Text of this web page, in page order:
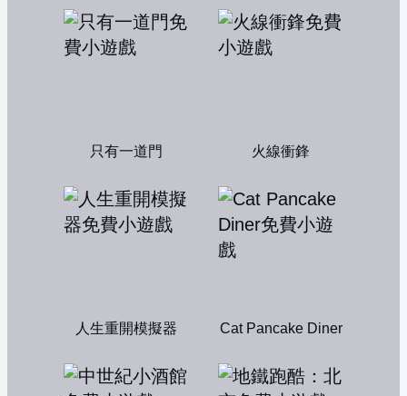
只有一道門 火線衝鋒
人生重開模擬器 Cat Pancake Diner